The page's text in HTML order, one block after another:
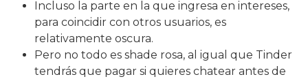
Incluso la parte en la que ingresa en intereses,
para coincidir con otros usuarios, es
relativamente oscura.
Pero no todo es shade rosa, al igual que Tinder
tendrás que pagar si quieres chatear antes de